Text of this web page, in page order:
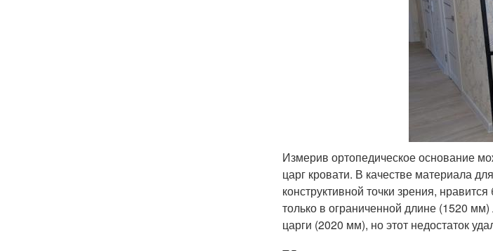
Измерив ортопедическое основание
царг кровати. В качестве материала
конструктивной точки зрения,
только в ограниченной длине (1520
царги (2020 мм), но этот недостаток